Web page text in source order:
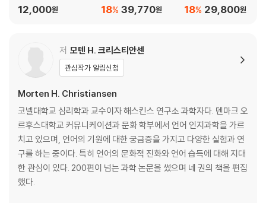
12,000원 39,770원
18% 29,800원
18%
저 모텐 H. 크리스티안센
관심작가 알림신청
Morten H. Christiansen
코넬대학교 심리학과 교수이자 해스킨스 연구소 과학자다. 덴마크 오
르후스대학교 커뮤니케이션과 문화 학부에서 언어 인지과학을 가르
치고 있으며, 언어의 기원에 대한 궁금증을 가지고 다양한 실험과 연
구를 하는 중이다. 특히 언어의 문화적 진화와 언어 습득에 대해 지대
한 관심이 있다. 200편이 넘는 과학 논문을 썼으며 네 권의 책을 편집
했다.